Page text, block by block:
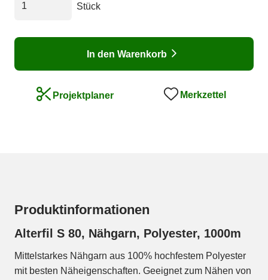
Stück
In den Warenkorb
Projektplaner Merkzettel
Produktinformationen
Alterfil S 80, Nähgarn, Polyester, 1000m
Mittelstarkes Nähgarn aus 100% hochfestem Polyester
mit besten Näheigenschaften. Geeignet zum Nähen von